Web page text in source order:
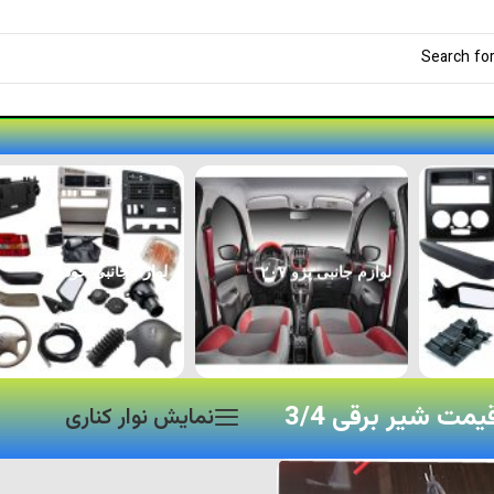
لوازم جانبی پژو ۲۰۷ لوازم جانبی خودرو
شیر برقی 3/4 نمایش نوار کناری